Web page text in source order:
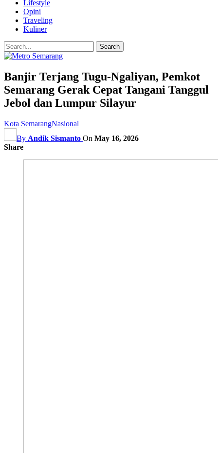
Lifestyle
Opini
Traveling
Kuliner
Banjir Terjang Tugu-Ngaliyan, Pemkot
Semarang Gerak Cepat Tangani Tanggul
Jebol dan Lumpur Silayur
Kota SemarangNasional
By Andik Sismanto On May 16, 2026
Share